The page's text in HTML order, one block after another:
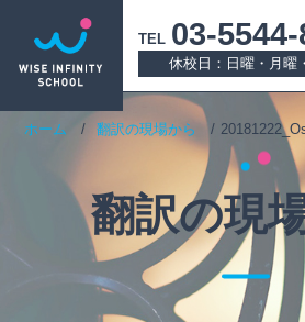
TEL 03-
休校日：日曜・月曜
ホーム 翻訳の現場から
翻訳の現